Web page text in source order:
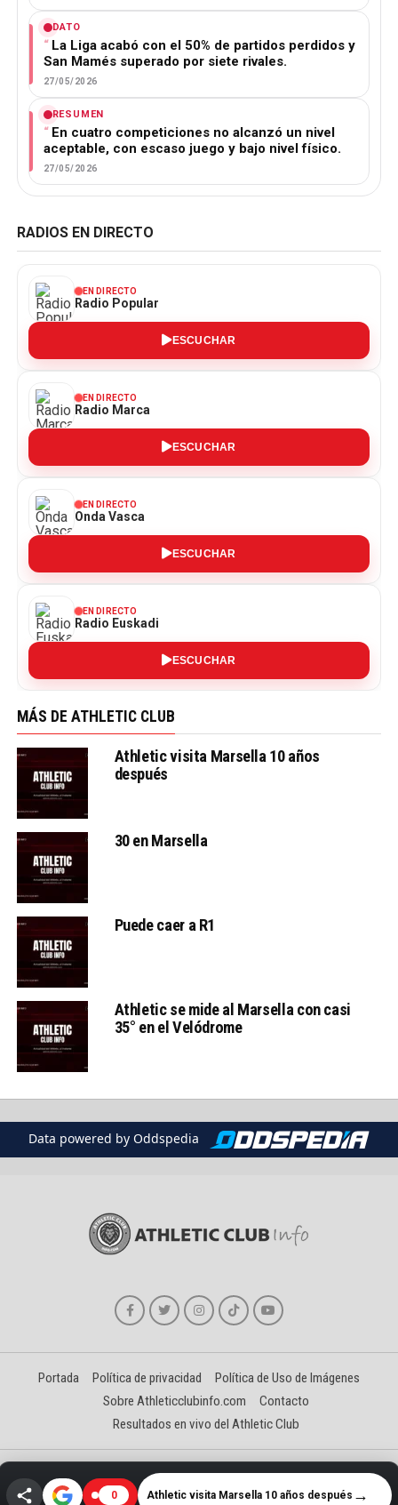
DATO
La Liga acabó con el 50% de partidos perdidos y
San Mamés superado por siete rivales.
27/05/2026
RESUMEN
En cuatro competiciones no alcanzó un nivel
aceptable, con escaso juego y bajo nivel físico.
27/05/2026
RADIOS EN DIRECTO
EN DIRECTO
Radio Popular
ESCUCHAR
EN DIRECTO
Radio Marca
ESCUCHAR
EN DIRECTO
Onda Vasca
ESCUCHAR
EN DIRECTO
Radio Euskadi
ESCUCHAR
MÁS DE ATHLETIC CLUB
Athletic visita Marsella 10 años
después
30 en Marsella
Puede caer a R1
Athletic se mide al Marsella con casi
35° en el Velódrome
Data powered by Oddspedia
Portada Política de privacidad
Política de Uso de Imágenes
Sobre Athleticclubinfo.com
Contacto
Resultados en vivo del Athletic Club
Creado y gestionado por David Benéitez Landeta
0 Athletic visita Marsella 10 años después →